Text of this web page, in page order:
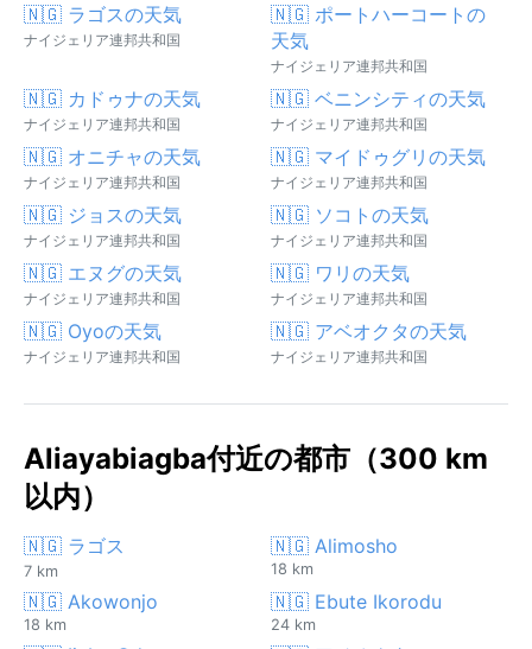
🇳🇬 ラゴスの天気
ナイジェリア連邦共和国
🇳🇬 ポートハーコートの
天気
ナイジェリア連邦共和国
🇳🇬 カドゥナの天気
ナイジェリア連邦共和国
🇳🇬 ベニンシティの天気
ナイジェリア連邦共和国
🇳🇬 オニチャの天気
ナイジェリア連邦共和国
🇳🇬 マイドゥグリの天気
ナイジェリア連邦共和国
🇳🇬 ジョスの天気
ナイジェリア連邦共和国
🇳🇬 ソコトの天気
ナイジェリア連邦共和国
🇳🇬 エヌグの天気
ナイジェリア連邦共和国
🇳🇬 ワリの天気
ナイジェリア連邦共和国
🇳🇬 Oyoの天気
ナイジェリア連邦共和国
🇳🇬 アベオクタの天気
ナイジェリア連邦共和国
Aliayabiagba付近の都市（300 km
以内）
🇳🇬 ラゴス
7 km
🇳🇬 Alimosho
18 km
🇳🇬 Akowonjo
18 km
🇳🇬 Ebute Ikorodu
24 km